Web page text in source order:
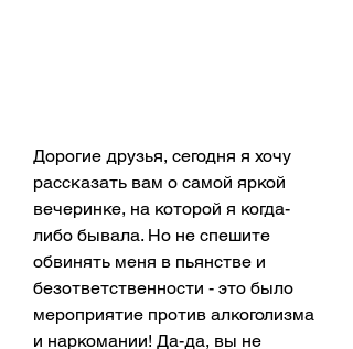
Дорогие друзья, сегодня я хочу
рассказать вам о самой яркой
вечеринке, на которой я когда-
либо бывала. Но не спешите
обвинять меня в пьянстве и
безответственности - это было
мероприятие против алкоголизма
и наркомании! Да-да, вы не